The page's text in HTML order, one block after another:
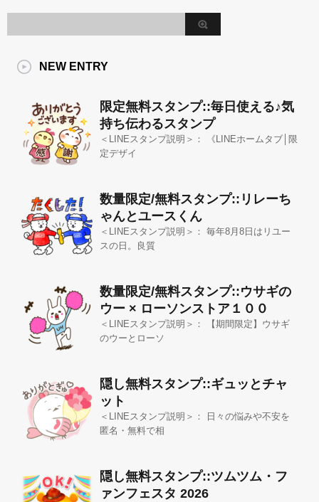
NEW ENTRY
限定無料スタンプ::毎日使える♪気
持ち伝わるスタンプ
＜LINEスタンプ説明＞： 《LINEホームタブ│限
定デザイ
数量限定/無料スタンプ::リレーち
ゃんとユースくん
＜LINEスタンプ説明＞： 毎年8月8日はリユー
スの日。良質
数量限定/無料スタンプ::ウサギの
ウー × ローソンストア１００
＜LINEスタンプ説明＞： 【期間限定】ウサギ
のウーとローソ
隠し無料スタンプ::ギュッとチャ
ット
＜LINEスタンプ説明＞： 日々の悩みや不安を
匿名・無料で相
隠し無料スタンプ::ツムツム・フ
ァンフェスタ 2026